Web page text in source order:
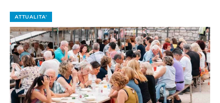
ATTUALITA'